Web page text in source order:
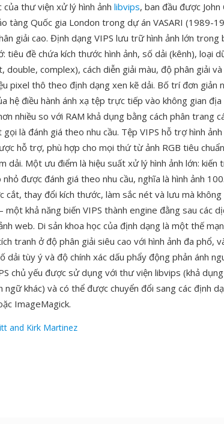
thư viện xử lý hình ảnh libvips, ban đầu được
tàng Quốc gia London trong dự án VASARI (1989-
giải cao. Định dạng VIPS lưu trữ hình ảnh lớn trong
tiêu đề chứa kích thước hình ảnh, số dải (kênh), loại
complex), cách diễn giải màu, độ phân giải
pixel thô theo định dạng xen kẽ dải. Bố trí đơn giản
hệ điều hành ánh xạ tệp trực tiếp vào không gian địa
nhiều so với RAM khả dụng bằng cách phân trang
là đánh giá theo nhu cầu. Tệp VIPS hỗ trợ hình
hỗ trợ, phù hợp cho mọi thứ từ ảnh RGB tiêu
dải. Một ưu điểm là hiệu suất xử lý hình ảnh lớn: kiến
được đánh giá theo nhu cầu, nghĩa là hình ảnh
cắt, thay đổi kích thước, làm sắc nét và lưu mà không
khả năng biến VIPS thành engine đằng sau các
web. Di sản khoa học của định dạng là một thế
tranh ở độ phân giải siêu cao với hình ảnh đa phổ,
dải tùy ý và độ chính xác dấu phẩy động phản ánh
chủ yếu được sử dụng với thư viện libvips (khả dụng
ngữ khác) và có thể được chuyển đổi sang các định
ImageMagick.
and Kirk Martinez